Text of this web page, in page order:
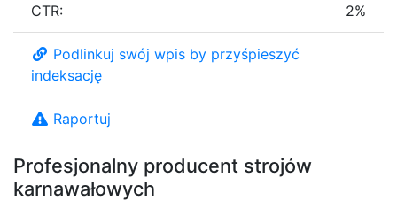
Profesjonalny producent strojów
karnawałowych
CTR: 2%
Podlinkuj swój wpis by przyśpieszyć
indeksację
Raportuj